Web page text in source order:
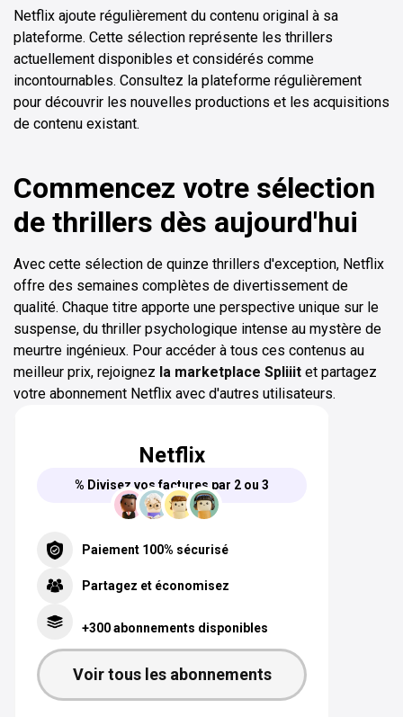
Netflix ajoute régulièrement du contenu original à sa
plateforme. Cette sélection représente les thrillers
actuellement disponibles et considérés comme
incontournables. Consultez la plateforme régulièrement
pour découvrir les nouvelles productions et les acquisitions
de contenu existant.
Commencez votre sélection
de thrillers dès aujourd'hui
Avec cette sélection de quinze thrillers d'exception, Netflix
offre des semaines complètes de divertissement de
qualité. Chaque titre apporte une perspective unique sur le
suspense, du thriller psychologique intense au mystère de
meurtre ingénieux. Pour accéder à tous ces contenus au
meilleur prix, rejoignez la marketplace Spliiit et partagez
votre abonnement Netflix avec d'autres utilisateurs.
Netflix
% Divisez vos factures par 2 ou 3
Paiement 100% sécurisé
Partagez et économisez
+300 abonnements disponibles
Voir tous les abonnements